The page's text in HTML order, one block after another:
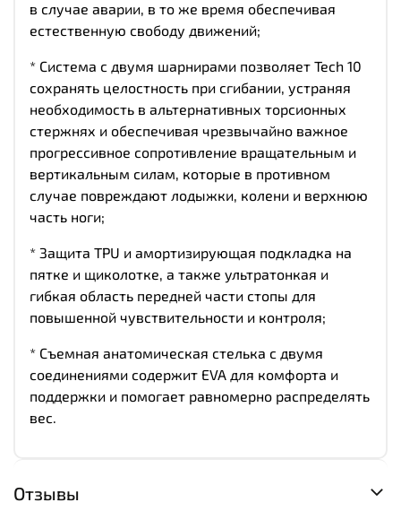
в случае аварии, в то же время обеспечивая
естественную свободу движений;
* Система с двумя шарнирами позволяет Tech 10
сохранять целостность при сгибании, устраняя
необходимость в альтернативных торсионных
стержнях и обеспечивая чрезвычайно важное
прогрессивное сопротивление вращательным и
вертикальным силам, которые в противном
случае повреждают лодыжки, колени и верхнюю
часть ноги;
* Защита TPU и амортизирующая подкладка на
пятке и щиколотке, а также ультратонкая и
гибкая область передней части стопы для
повышенной чувствительности и контроля;
* Съемная анатомическая стелька с двумя
соединениями содержит EVA для комфорта и
поддержки и помогает равномерно распределять
вес.
Отзывы